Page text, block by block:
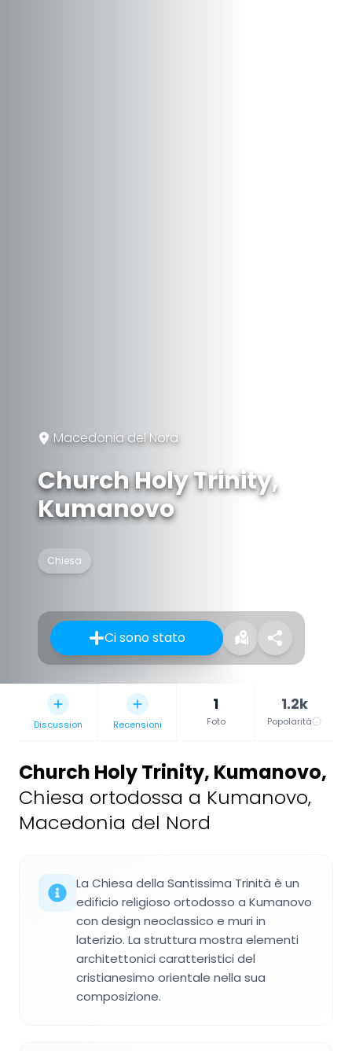
Macedonia del Nord
Church Holy Trinity,
Kumanovo
Chiesa
Ci sono stato
Discussion Recensioni
1
Foto
1.2k
Popolarità
Church Holy Trinity, Kumanovo,
Chiesa ortodossa a Kumanovo,
Macedonia del Nord
La Chiesa della Santissima Trinità è un
edificio religioso ortodosso a Kumanovo
con design neoclassico e muri in
laterizio. La struttura mostra elementi
architettonici caratteristici del
cristianesimo orientale nella sua
composizione.